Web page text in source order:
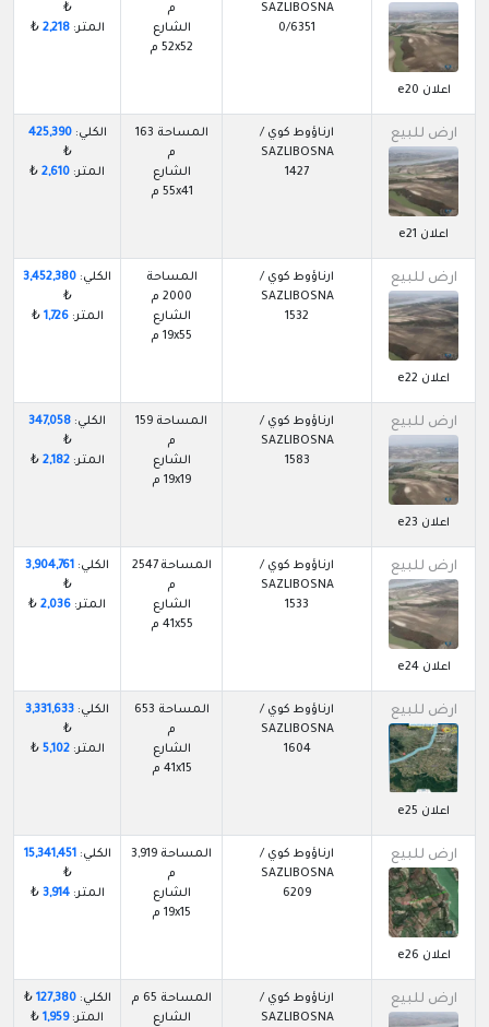
اعلان e20
SAZLIBOSNA
0/6351
م
الشارع
52x52 م
₺
المتر:2,218
₺
ارض للبيع
اعلان e21
ارناؤوط كوي /
SAZLIBOSNA
1427
المساحة 163
م
الشارع
55x41 م
الكلي:425,390
₺
المتر: 2,610
₺
ارض للبيع
اعلان e22
ارناؤوط كوي /
SAZLIBOSNA
1532
المساحة
2000 م
الشارع
19x55 م
الكلي: 3,452,380
₺
المتر:1,726
₺
ارض للبيع
اعلان e23
ارناؤوط كوي /
SAZLIBOSNA
1583
المساحة 159
م
الشارع
19x19 م
الكلي: 347,058
₺
المتر:2,182
₺
ارض للبيع
اعلان e24
ارناؤوط كوي /
SAZLIBOSNA
1533
المساحة 2547
م
الشارع
41x55 م
الكلي: 3,904,761
₺
المتر: 2,036
₺
ارض للبيع
اعلان e25
ارناؤوط كوي /
SAZLIBOSNA
1604
المساحة 653
م
الشارع
41x15 م
الكلي: 3,331,633
₺
المتر:5,102
₺
ارض للبيع
اعلان e26
ارناؤوط كوي /
SAZLIBOSNA
6209
المساحة 3,919
م
الشارع
19x15 م
الكلي:15,341,451
₺
المتر:3,914
₺
ارض للبيع
ارناؤوط كوي /
SAZLIBOSNA
المساحة 65 م
الشارع
الكلي:127,380
₺
المتر:1,959
₺